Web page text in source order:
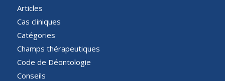
Articles
Cas cliniques
Catégories
Champs thérapeutiques
Code de Déontologie
Conseils